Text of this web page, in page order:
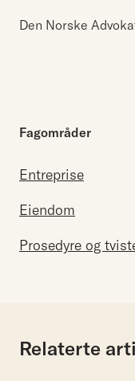
Den Norske
Fagområder
Entreprise
Eiendom
Prosedyre og
Relaterte